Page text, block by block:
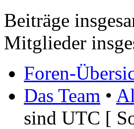
Beiträge
Mitglieder
Foren-
Das Team •
sind UTC [